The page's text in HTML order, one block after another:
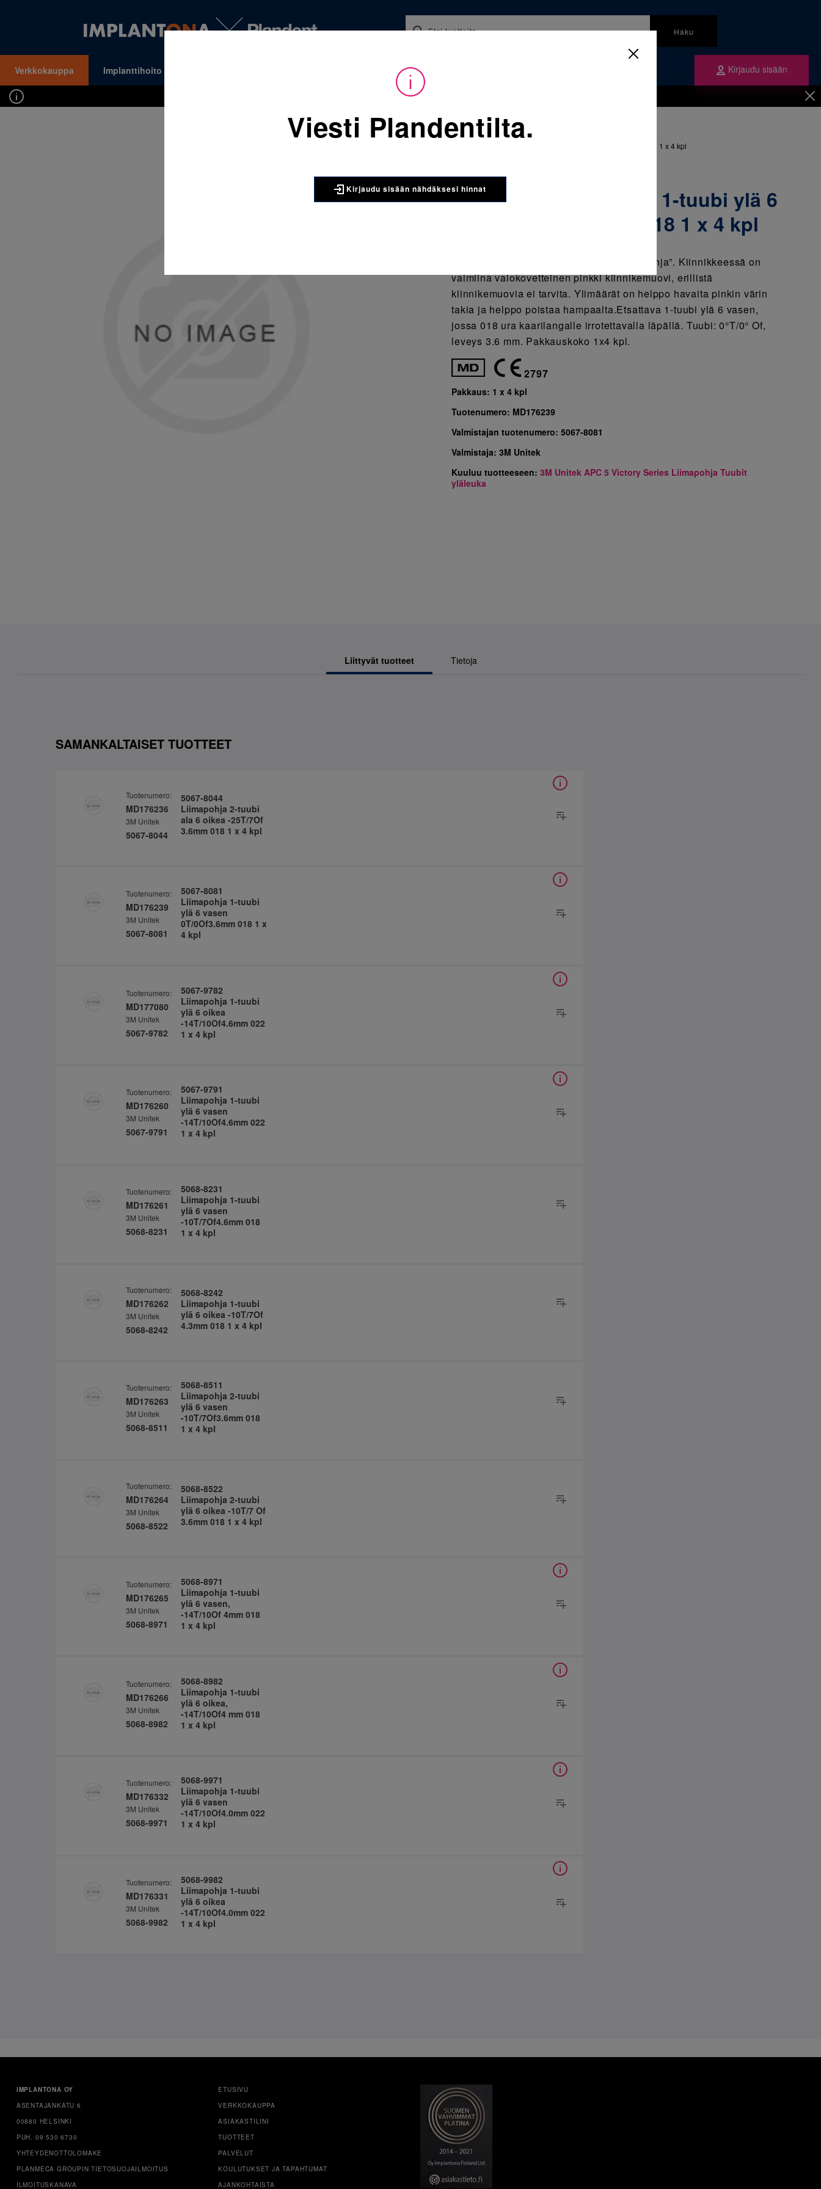
Haku
Verkkokauppa Implanttihoito Ajankohtaista Kirjaudu sisään
Kirjaudu sisään nähdäksesi hinnat. Tarvitsetko tunnukset verkkokauppaan? Tilaa ne
Sijainti:Tarvikkeet / Oikominen
5067-8081 Liimapohja 1-tuubi ylä 6 vasen 0T/0Of3.6mm 018 1 x 4 kpl
3M UNITEK
5067-8081 Liimapohja 1-tuubi ylä 6
vasen 0T/0Of3.6mm 018 1 x 4 kpl
APC™ PLUS Adhesive System –” Liimapohja”. Kiinnikkeessä on
valmiina valokovetteinen pinkki kiinnikemuovi, erillistä
kiinnikemuovia ei tarvita. Ylimäärät on helppo havaita pinkin värin
takia ja helppo poistaa hampaalta.Etsattava 1-tuubi ylä 6 vasen,
jossa 018 ura kaarilangalle irrotettavalla läpällä. Tuubi: 0°T/0° Of,
leveys 3.6 mm. Pakkauskoko 1x4 kpl.
2797
Pakkaus: 1 x 4 kpl
Tuotenumero: MD176239
Valmistajan tuotenumero:5067-8081
Valmistaja:3M Unitek
Kuuluu tuotteeseen:3M Unitek APC 5 Victory Series Liimapohja Tuubit
yläleuka
Liittyvät tuotteet Tietoja
SAMANKALTAISET TUOTTEET
Tuotenumero:
MD176236
3M Unitek
5067-8044
5067-8044
Liimapohja 2-tuubi
ala 6 oikea -25T/7Of
3.6mm 018 1 x 4 kpl
Tuotenumero:
MD176239
3M Unitek
5067-8081
5067-8081
Liimapohja 1-tuubi
ylä 6 vasen
0T/0Of3.6mm 018 1 x
4 kpl
Tuotenumero:
MD177080
3M Unitek
5067-9782
5067-9782
Liimapohja 1-tuubi
ylä 6 oikea
-14T/10Of4.6mm 022
1 x 4 kpl
Tuotenumero:
MD176260
3M Unitek
5067-9791
5067-9791
Liimapohja 1-tuubi
ylä 6 vasen
-14T/10Of4.6mm 022
1 x 4 kpl
Tuotenumero:
MD176261
3M Unitek
5068-8231
5068-8231
Liimapohja 1-tuubi
ylä 6 vasen
-10T/7Of4.6mm 018
1 x 4 kpl
Tuotenumero:
MD176262
3M Unitek
5068-8242
5068-8242
Liimapohja 1-tuubi
ylä 6 oikea -10T/7Of
4.3mm 018 1 x 4 kpl
Tuotenumero:
MD176263
3M Unitek
5068-8511
5068-8511
Liimapohja 2-tuubi
ylä 6 vasen
-10T/7Of3.6mm 018
1 x 4 kpl
Tuotenumero:
MD176264
3M Unitek
5068-8522
5068-8522
Liimapohja 2-tuubi
ylä 6 oikea -10T/7 Of
3.6mm 018 1 x 4 kpl
Tuotenumero:
MD176265
3M Unitek
5068-8971
5068-8971
Liimapohja 1-tuubi
ylä 6 vasen,
-14T/10Of 4mm 018
1 x 4 kpl
Tuotenumero:
MD176266
3M Unitek
5068-8982
5068-8982
Liimapohja 1-tuubi
ylä 6 oikea,
-14T/10Of4 mm 018
1 x 4 kpl
Tuotenumero:
MD176332
3M Unitek
5068-9971
5068-9971
Liimapohja 1-tuubi
ylä 6 vasen
-14T/10Of4.0mm 022
1 x 4 kpl
Tuotenumero:
MD176331
3M Unitek
5068-9982
5068-9982
Liimapohja 1-tuubi
ylä 6 oikea
-14T/10Of4.0mm 022
1 x 4 kpl
Viesti Plandentilta.
Kirjaudu sisään nähdäksesi hinnat
IMPLANTONA OY
ASENTAJANKATU 6
00880 HELSINKI
PUH. 09 530 6730
YHTEYDENOTTOLOMAKE
PLANMECA GROUPIN TIETOSUOJAILMOITUS
ILMOITUSKANAVA
ETUSIVU
VERKKOKAUPPA
ASIAKASTILINI
TUOTTEET
PALVELUT
KOULUTUKSET JA TAPAHTUMAT
AJANKOHTAISTA